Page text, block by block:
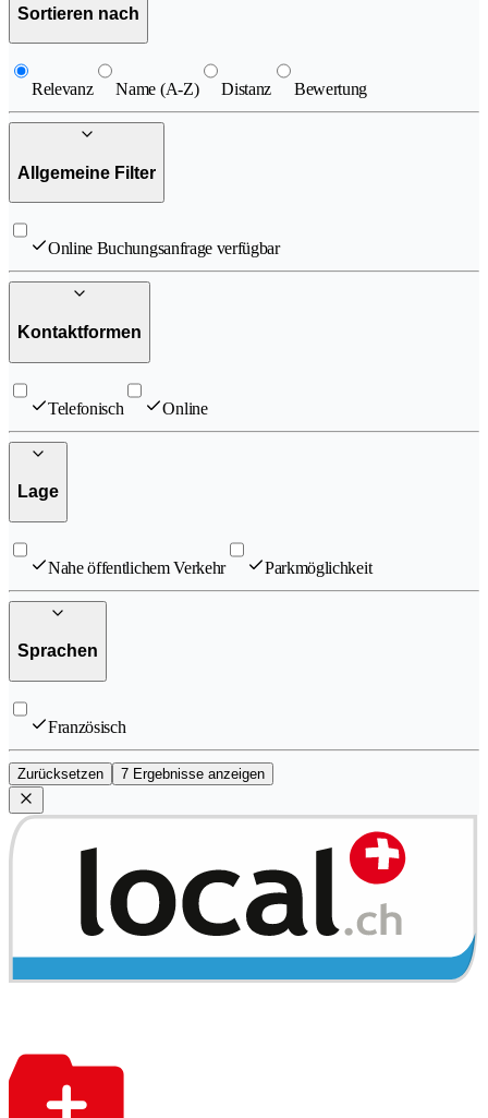
Sortieren nach
Relevanz Name (A-Z) Distanz Bewertung
Allgemeine Filter
Online Buchungsanfrage verfügbar
Kontaktformen
Telefonisch Online
Lage
Nahe öffentlichem Verkehr Parkmöglichkeit
Sprachen
Französisch
Zurücksetzen 7 Ergebnisse anzeigen